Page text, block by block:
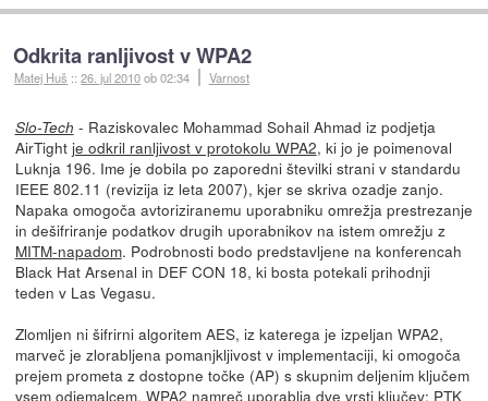
Odkrita ranljivost v WPA2
Matej Huš ::26. jul 2010ob 02:34 Varnost
Slo-Tech - Raziskovalec Mohammad Sohail Ahmad iz podjetja
AirTight je odkril ranljivost v protokolu WPA2, ki jo je poimenoval
Luknja 196. Ime je dobila po zaporedni številki strani v standardu
IEEE 802.11 (revizija iz leta 2007), kjer se skriva ozadje zanjo.
Napaka omogoča avtoriziranemu uporabniku omrežja prestrezanje
in dešifriranje podatkov drugih uporabnikov na istem omrežju z
MITM-napadom. Podrobnosti bodo predstavljene na konferencah
Black Hat Arsenal in DEF CON 18, ki bosta potekali prihodnji
teden v Las Vegasu.
Zlomljen ni šifrirni algoritem AES, iz katerega je izpeljan WPA2,
marveč je zlorabljena pomanjkljivost v implementaciji, ki omogoča
prejem prometa z dostopne točke (AP) s skupnim deljenim ključem
vsem odjemalcem. WPA2 namreč uporablja dve vrsti ključev: PTK